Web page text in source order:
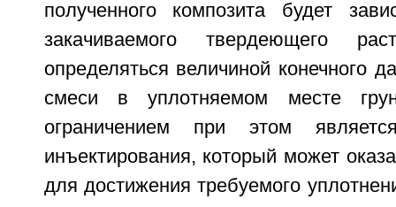
полученного композита будет
закачиваемого твердеющего
определяться величиной конечного
смеси в уплотняемом месте
ограничением при этом
инъектирования, который может
для достижения требуемого